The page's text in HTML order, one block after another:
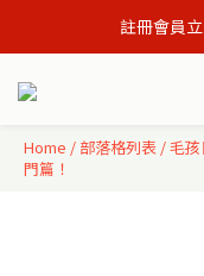
會員單
註冊會員
會員
Home / 部落格列表 /毛
門篇！